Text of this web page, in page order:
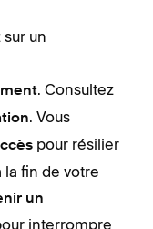
sur un
. Consultez
. Vous
pour résilier
la fin de votre
un
interrompre